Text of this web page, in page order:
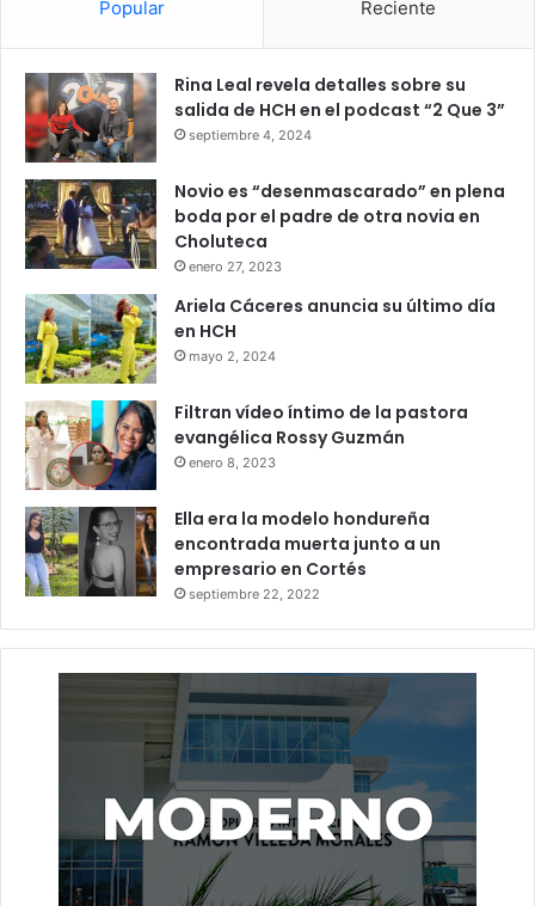
Popular Reciente
Rina Leal revela detalles sobre su
salida de HCH en el podcast “2 Que 3”
septiembre 4, 2024
Novio es “desenmascarado” en plena
boda por el padre de otra novia en
Choluteca
enero 27, 2023
Ariela Cáceres anuncia su último día
en HCH
mayo 2, 2024
Filtran vídeo íntimo de la pastora
evangélica Rossy Guzmán
enero 8, 2023
Ella era la modelo hondureña
encontrada muerta junto a un
empresario en Cortés
septiembre 22, 2022